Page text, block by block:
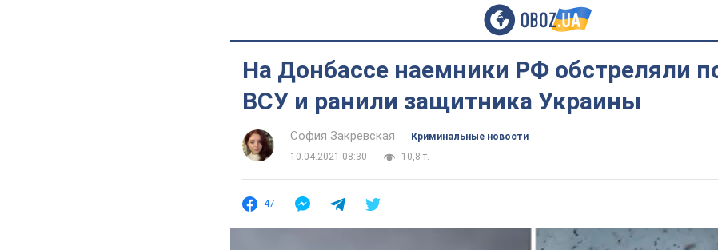
На Донбассе наемники РФ обстреляли
ВСУ и ранили защитника Украины
София Закревская
Криминальные новости
10.04.2021 08:30
10,8 т.
47